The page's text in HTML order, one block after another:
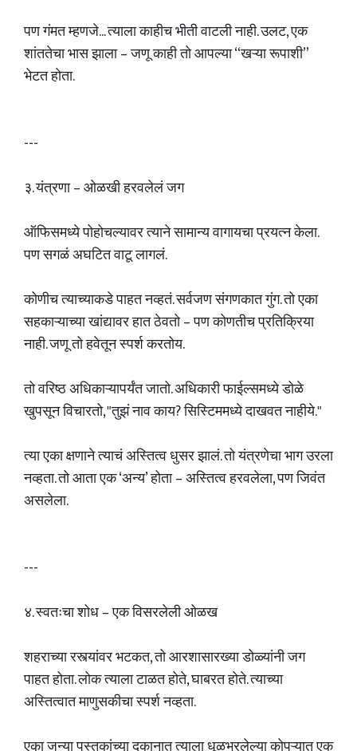
पण गंमत म्हणजे... त्याला काहीच भीती वाटली नाही. उलट, एक
शांततेचा भास झाला – जणू काही तो आपल्या “खऱ्या रूपाशी”
भेटत होता.
---
३. यंत्रणा – ओळखी हरवलेलं जग
ऑफिसमध्ये पोहोचल्यावर त्याने सामान्य वागायचा प्रयत्न केला.
पण सगळं अघटित वाटू लागलं.
कोणीच त्याच्याकडे पाहत नव्हतं. सर्वजण संगणकात गुंग. तो एका
सहकाऱ्याच्या खांद्यावर हात ठेवतो – पण कोणतीच प्रतिक्रिया
नाही. जणू तो हवेतून स्पर्श करतोय.
तो वरिष्ठ अधिकाऱ्यापर्यंत जातो. अधिकारी फाईल्समध्ये डोळे
खुपसून विचारतो, "तुझं नाव काय? सिस्टिममध्ये दाखवत नाहीये."
त्या एका क्षणाने त्याचं अस्तित्व धुसर झालं. तो यंत्रणेचा भाग उरला
नव्हता. तो आता एक ‘अन्य’ होता – अस्तित्व हरवलेला, पण जिवंत
असलेला.
---
४. स्वतःचा शोध – एक विसरलेली ओळख
शहराच्या रस्त्यांवर भटकत, तो आरशासारख्या डोळ्यांनी जग
पाहत होता. लोक त्याला टाळत होते, घाबरत होते. त्याच्या
अस्तित्वात माणुसकीचा स्पर्श नव्हता.